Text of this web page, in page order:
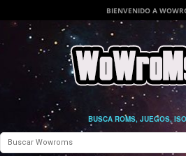
BIENVENIDO A
BUSCA ROMS, JUEGOS,